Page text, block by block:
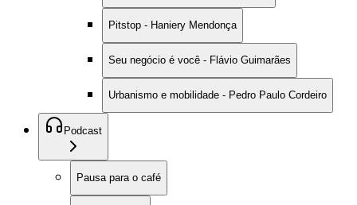
Pitstop - Haniery Mendonça
Seu negócio é você - Flávio Guimarães
Urbanismo e mobilidade - Pedro Paulo Cordeiro
Podcast
Pausa para o café